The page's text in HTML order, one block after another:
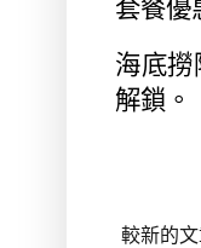
套餐優
海底
解鎖。
較新的